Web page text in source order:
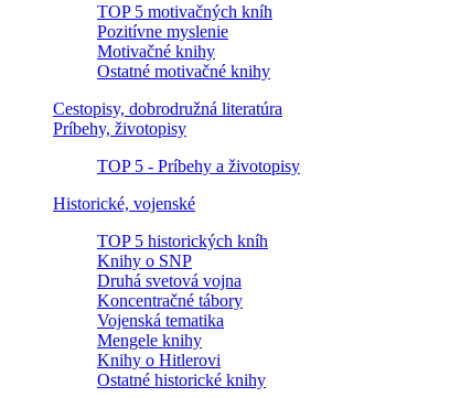
TOP 5 motivačných kníh
Pozitívne myslenie
Motivačné knihy
Ostatné motivačné knihy
Cestopisy, dobrodružná literatúra
Príbehy, životopisy
TOP 5 - Príbehy a životopisy
Historické, vojenské
TOP 5 historických kníh
Knihy o SNP
Druhá svetová vojna
Koncentračné tábory
Vojenská tematika
Mengele knihy
Knihy o Hitlerovi
Ostatné historické knihy